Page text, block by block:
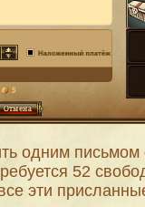
одним письмом
52
эти